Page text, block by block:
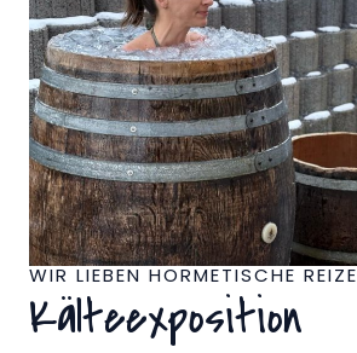
WIR LIEBEN HORMETISCHE REIZE
Kälteexposition